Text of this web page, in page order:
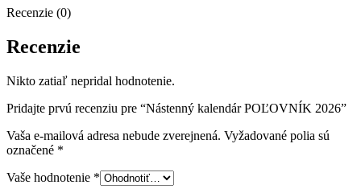
Recenzie (0)
Recenzie
Nikto zatiaľ nepridal hodnotenie.
Pridajte prvú recenziu pre “Nástenný kalendár POĽOVNÍK 2026”
Vaša e-mailová adresa nebude zverejnená. Vyžadované polia sú
označené *
Vaše hodnotenie *